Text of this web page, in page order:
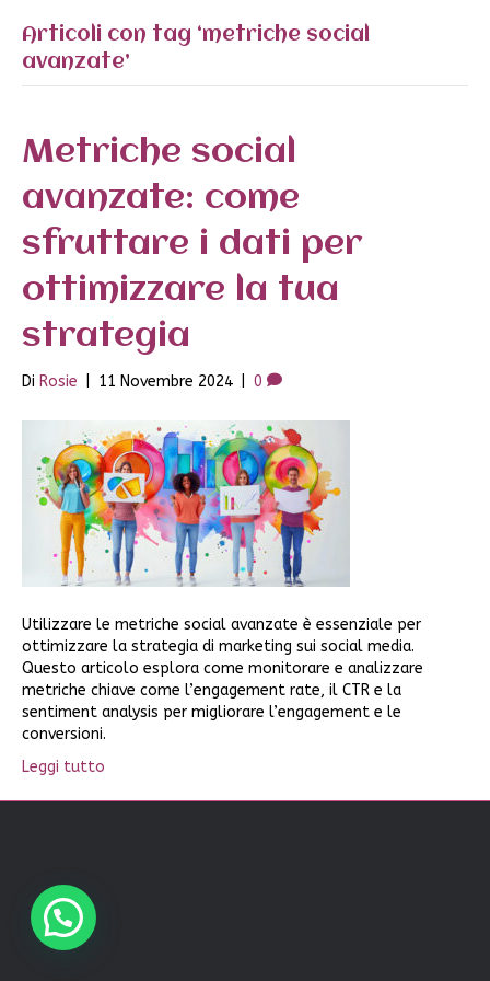
Articoli con tag ‘metriche social
avanzate’
Metriche social
avanzate: come
sfruttare i dati per
ottimizzare la tua
strategia
Di Rosie 11 Novembre 2024 0
Utilizzare le metriche social avanzate è essenziale per
ottimizzare la strategia di marketing sui social media.
Questo articolo esplora come monitorare e analizzare
metriche chiave come l’engagement rate, il CTR e la
sentiment analysis per migliorare l’engagement e le
conversioni.
Leggi tutto